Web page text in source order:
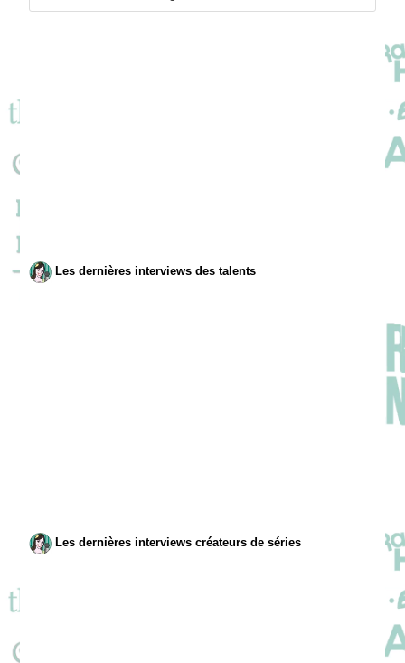
Les dernières interviews des talents
Les dernières interviews créateurs de séries